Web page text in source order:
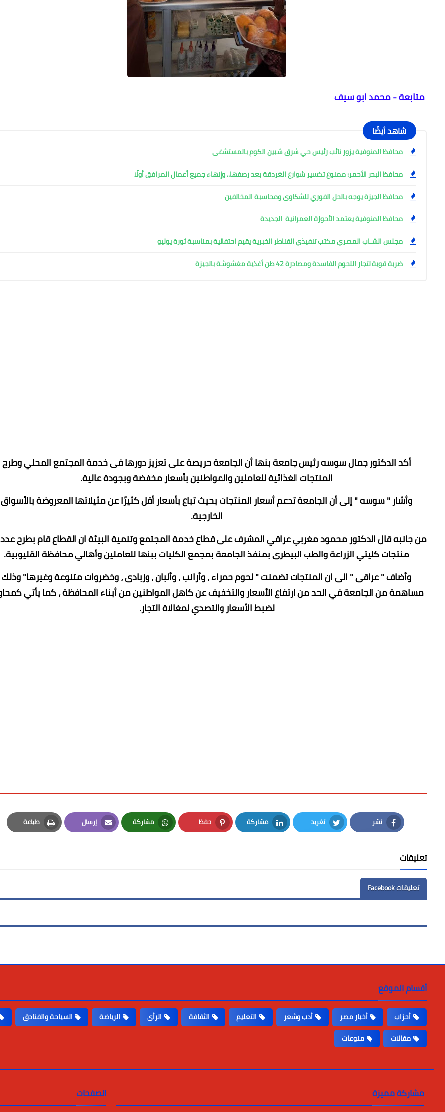
متابعة - محمد ابو سيف
شاهد أيضًا
محافظ المنوفية يزور نائب رئيس حي شرق شبين الكوم بالمستشفى
محافظ البحر الأحمر: ممنوع تكسير شوارع الغردقة بعد رصفها.. وإنهاء جميع أعمال المرافق أولًا
محافظ الجيزة يوجه بالحل الفوري للشكاوى ومحاسبة المخالفين
محافظ المنوفية يعتمد الأحوزة العمرانية الجديدة
مجلس الشباب المصري مكتب تنفيذي القناطر الخبرية يقيم احتفالية بمناسبة ثورة يوليو
ضربة قوية لتجار اللحوم الفاسدة ومصادرة 42 طن أغذية مغشوشة بالجيزة
أكد الدكتور جمال سوسه رئيس جامعة بنها أن الجامعة حريصة على تعزيز دورها فى خدمة المجتمع المحلي وطرح
المنتجات الغذائية للعاملين والمواطنين بأسعار مخفضة وبجودة عالية.
وأشار " سوسه " إلى أن الجامعة تدعم أسعار المنتجات بحيث تباع بأسعار أقل كثيرًا عن مثيلاتها المعروضة بالأسواق
الخارجية.
من جانبه قال الدكتور محمود مغربي عراقي المشرف على قطاع خدمة المجتمع وتنمية البيئة ان القطاع قام بطرح
منتجات كليتي الزراعة والطب البيطرى بمنفذ الجامعة بمجمع الكليات ببنها للعاملين وأهالي محافظة القليوبية.
وأضاف " عراقى " الى ان المنتجات تضمنت " لحوم حمراء ، وأرانب ، وألبان ، وزبادى ، وخضروات متنوعة وغيرها" وذلك
مساهمة من الجامعة في الحد من ارتفاع الأسعار والتخفيف عن كاهل المواطنين من أبناء المحافظة ، كما يأتي
لضبط الأسعار والتصدي لمغالاة التجار.
نشر
Facebook
تغريد
Twitter
مشاركة
LinkedIn
حفظ
Pinterest
مشاركة
Whatsapp
إرسال
Email
طباعة
Print
تعليقات
تعليقات Facebook
أقسام الموقع
أحزاب أخبار مصر أدب وشعر التعليم الثقافة الرأى الرياضة السياحة والفنادق
مقالات
منوعات
مشاركة مميزة الصفحات